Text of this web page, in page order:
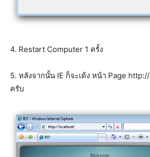
4. Restart Computer 1 ครั้ง
5. หลังจากนั้น IE ก็จะเด้ง หน้า Page
ครับ